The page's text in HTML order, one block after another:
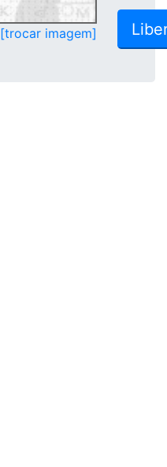
[trocar imagem]